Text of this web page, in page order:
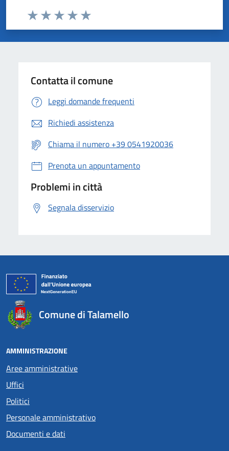
Valuta da 1 a 5 stelle la pagina
Valuta 5 stelle su 5
Valuta 4 stelle su 5
Valuta 3 stelle su 5
Valuta 2 stelle su 5
Valuta 1 stelle su 5
Contatta il comune
Leggi domande frequenti
Richiedi assistenza
Chiama il numero +39 0541920036
Prenota un appuntamento
Problemi in città
Segnala disservizio
Comune di Talamello
AMMINISTRAZIONE
Aree amministrative
Uffici
Politici
Personale amministrativo
Documenti e dati